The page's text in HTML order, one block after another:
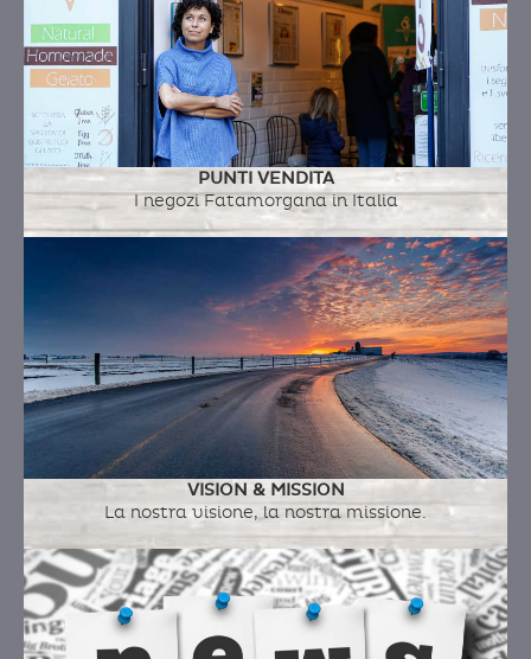
PUNTI VENDITA
I negozi Fatamorgana in Italia
VISION & MISSION
La nostra visione, la nostra missione.